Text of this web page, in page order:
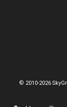
© 2010-2026